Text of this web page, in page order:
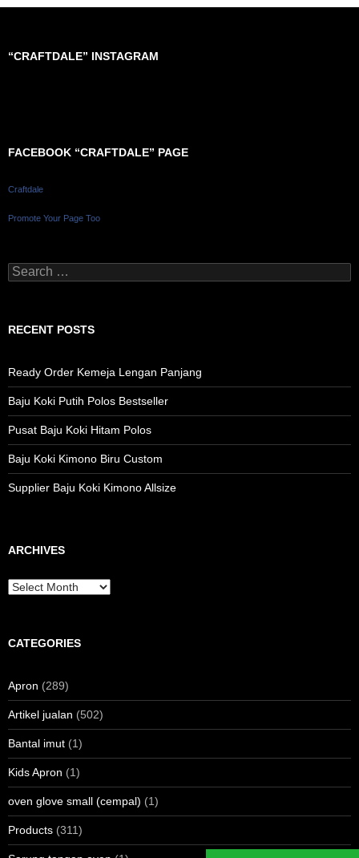
“CRAFTDALE” INSTAGRAM
FACEBOOK “CRAFTDALE” PAGE
Craftdale
Promote Your Page Too
Search
for:
RECENT POSTS
Ready Order Kemeja Lengan Panjang
Baju Koki Putih Polos Bestseller
Pusat Baju Koki Hitam Polos
Baju Koki Kimono Biru Custom
Supplier Baju Koki Kimono Allsize
ARCHIVES
Archives
CATEGORIES
Apron (289)
Artikel jualan (502)
Bantal imut (1)
Kids Apron (1)
oven glove small (cempal) (1)
Products (311)